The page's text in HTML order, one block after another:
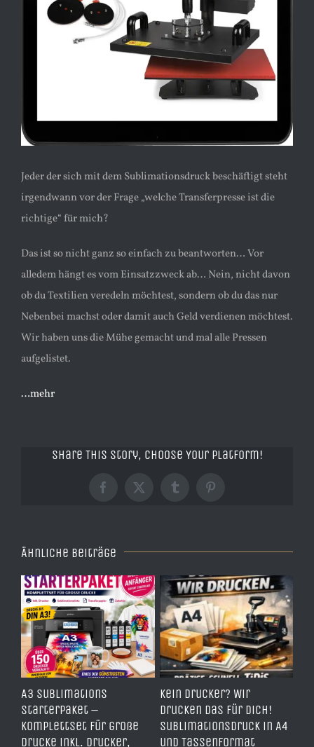
Jeder der sich mit dem Sublimationsdruck beschäftigt steht
irgendwann vor der Frage „welche Transferpresse ist die
richtige“ für mich?
Das ist so nicht ganz so einfach zu beantworten… Vor
alledem hängt es vom Einsatzzweck ab… Nein, nicht davon
ob du Textilien veredeln möchtest, sondern ob du das nur
Nebenbei machst oder damit auch Geld verdienen möchtest.
Wir haben uns die Mühe gemacht und mal alle Pressen
aufgelistet.
…mehr
Share This Story, Choose Your Platform!
Facebook
X TumblrPinterest
Ähnliche Beiträge
A3 Sublimations
Starterpaket –
Komplettset für große
Drucke inkl. Drucker,
Kein Drucker? Wir
drucken das für dich!
Sublimationsdruck in A4
und Tassenformat